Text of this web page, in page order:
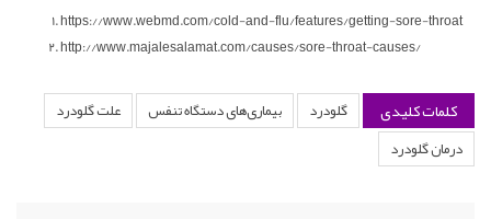
https://www.webmd.com/cold-and-flu/features/getting-sore-throat
http://www.majalesalamat.com/causes/sore-throat-causes/
کلمات کلیدی گلودرد بیماری‌های دستگاه تنفس
علت گلودرد
درمان گلودرد